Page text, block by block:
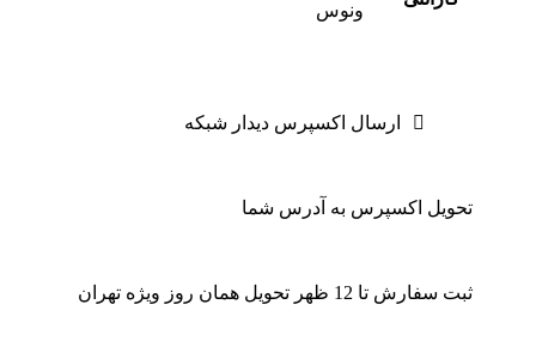
ونوس
ارسال اکسپرس دیدار شبکه
تحویل اکسپرس به آدرس شما
ثبت سفارش تا 12 ظهر تحویل همان روز ویژه تهران